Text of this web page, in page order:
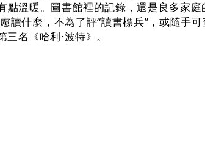
溫暖。圖書館裡的記錄，還是良多家
讀什麼，不為了評“讀書標兵”，或隨手
名《哈利·波特》。